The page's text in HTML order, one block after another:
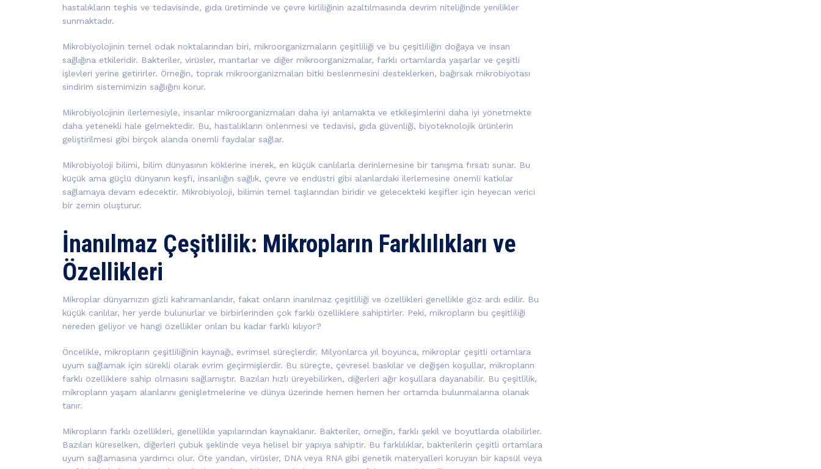
hastalıkların teşhis ve tedavisinde, gıda üretiminde ve çevre kirliliğinin azaltılmasında devrim niteliğinde yenilikler
sunmaktadır.
Mikrobiyolojinin temel odak noktalarından biri, mikroorganizmaların çeşitliliği ve bu çeşitliliğin doğaya ve insan
sağlığına etkileridir. Bakteriler, virüsler, mantarlar ve diğer mikroorganizmalar, farklı ortamlarda yaşarlar ve çeşitli
işlevleri yerine getirirler. Örneğin, toprak mikroorganizmaları bitki beslenmesini desteklerken, bağırsak mikrobiyotası
sindirim sistemimizin sağlığını korur.
Mikrobiyolojinin ilerlemesiyle, insanlar mikroorganizmaları daha iyi anlamakta ve etkileşimlerini daha iyi yönetmekte
daha yetenekli hale gelmektedir. Bu, hastalıkların önlenmesi ve tedavisi, gıda güvenliği, biyoteknolojik ürünlerin
geliştirilmesi gibi birçok alanda önemli faydalar sağlar.
Mikrobiyoloji bilimi, bilim dünyasının köklerine inerek, en küçük canlılarla derinlemesine bir tanışma fırsatı sunar. Bu
küçük ama güçlü dünyanın keşfi, insanlığın sağlık, çevre ve endüstri gibi alanlardaki ilerlemesine önemli katkılar
sağlamaya devam edecektir. Mikrobiyoloji, bilimin temel taşlarından biridir ve gelecekteki keşifler için heyecan verici
bir zemin oluşturur.
İnanılmaz Çeşitlilik: Mikropların Farklılıkları ve
Özellikleri
Mikroplar dünyamızın gizli kahramanlarıdır, fakat onların inanılmaz çeşitliliği ve özellikleri genellikle göz ardı edilir. Bu
küçük canlılar, her yerde bulunurlar ve birbirlerinden çok farklı özelliklere sahiptirler. Peki, mikropların bu çeşitliliği
nereden geliyor ve hangi özellikler onları bu kadar farklı kılıyor?
Öncelikle, mikropların çeşitliliğinin kaynağı, evrimsel süreçlerdir. Milyonlarca yıl boyunca, mikroplar çeşitli ortamlara
uyum sağlamak için sürekli olarak evrim geçirmişlerdir. Bu süreçte, çevresel baskılar ve değişen koşullar, mikropların
farklı özelliklere sahip olmasını sağlamıştır. Bazıları hızlı üreyebilirken, diğerleri ağır koşullara dayanabilir. Bu çeşitlilik,
mikropların yaşam alanlarını genişletmelerine ve dünya üzerinde hemen hemen her ortamda bulunmalarına olanak
tanır.
Mikropların farklı özellikleri, genellikle yapılarından kaynaklanır. Bakteriler, örneğin, farklı şekil ve boyutlarda olabilirler.
Bazıları küreselken, diğerleri çubuk şeklinde veya helisel bir yapıya sahiptir. Bu farklılıklar, bakterilerin çeşitli ortamlara
uyum sağlamasına yardımcı olur. Öte yandan, virüsler, DNA veya RNA gibi genetik materyalleri koruyan bir kapsül veya